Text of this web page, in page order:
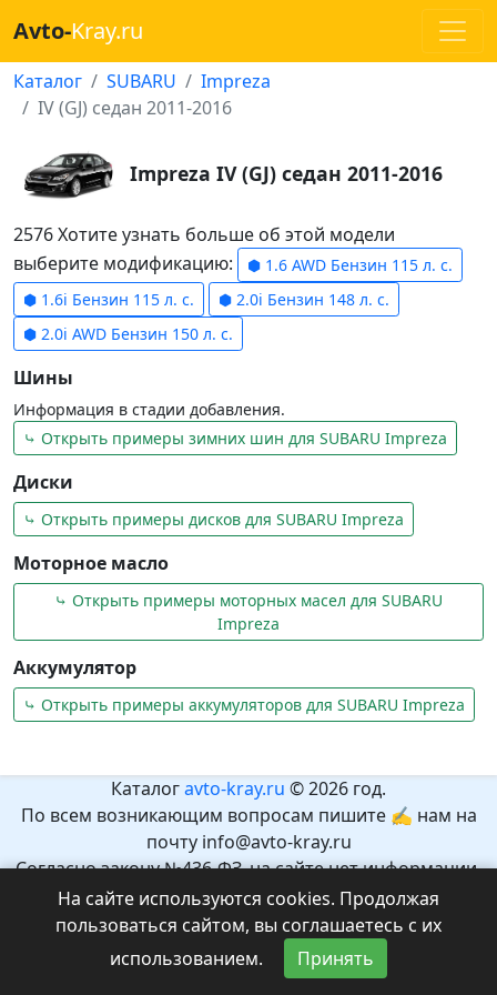
Avto-Kray.ru
Каталог SUBARU
Impreza
IV (GJ) седан 2011-2016
Impreza IV (GJ) седан 2011-2016
2576 Хотите узнать больше об этой модели
выберите модификацию:
⬢ 1.6 AWD Бензин 115 л. с.
⬢ 1.6i Бензин 115 л. с.
⬢ 2.0i Бензин 148 л. с.
⬢ 2.0i AWD Бензин 150 л. с.
Шины
Информация в стадии добавления.
⤷ Открыть примеры зимних шин для SUBARU Impreza
Диски
⤷ Открыть примеры дисков для SUBARU Impreza
Моторное масло
⤷ Открыть примеры моторных масел для SUBARU
Impreza
Аккумулятор
⤷ Открыть примеры аккумуляторов для SUBARU Impreza
Каталогavto-kray.ru © 2026 год.
По всем возникающим вопросам пишите ✍ нам на
почту info@avto-kray.ru
Согласно закону №436-ФЗ, на сайте нет информации,
которая может причинить вред здоровью и развитию
детей.
Рекомендуемый возраст 12+.
На сайте используются cookies. Продолжая
пользоваться сайтом, вы соглашаетесь с их
использованием.
Принять